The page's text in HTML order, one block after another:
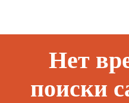
Нет
поиски